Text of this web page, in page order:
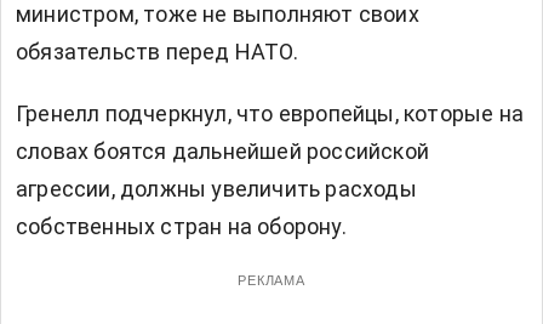
министром, тоже не выполняют своих
обязательств перед НАТО.
Гренелл подчеркнул, что европейцы, которые на
словах боятся дальнейшей российской
агрессии, должны увеличить расходы
собственных стран на оборону.
РЕКЛАМА